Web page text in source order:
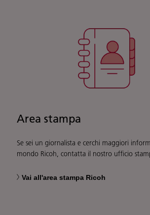
Area stampa
Se sei un giornalista e cerchi maggiori
mondo Ricoh, contatta il nostro ufficio
Vai all'area stampa Ricoh